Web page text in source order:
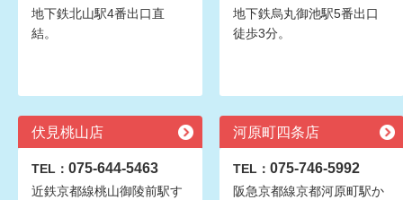
地下鉄北山駅4番出口直
結。
地下鉄烏丸御池駅5番出口
徒歩3分。
伏見桃山店
TEL： 075-644-5463
近鉄京都線桃山御陵前駅す
河原町四条店
TEL： 075-746-5992
阪急京都線京都河原町駅か